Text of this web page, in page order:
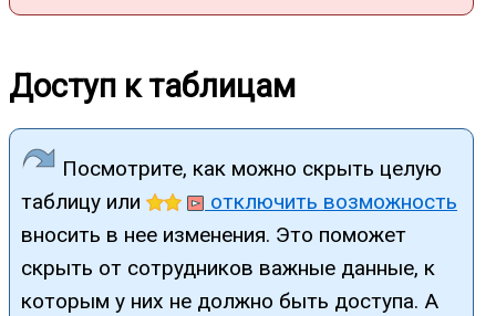
Доступ к таблицам
Посмотрите, как можно скрыть целую
таблицу или
отключить возможность
вносить в нее изменения. Это поможет
скрыть от сотрудников важные данные, к
которым у них не должно быть доступа. А